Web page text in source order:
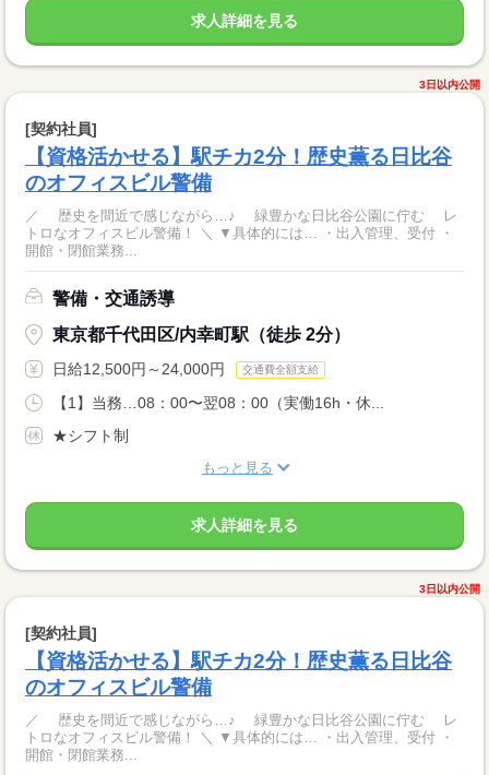
求人詳細を見る
3日以内公開
[契約社員]
【資格活かせる】駅チカ2分！歴史薫る日比谷
のオフィスビル警備
／ 歴史を間近で感じながら…♪ 緑豊かな日比谷公園に佇む レ
トロなオフィスビル警備！ ＼ ▼具体的には… ・出入管理、受付 ・
開館・閉館業務...
警備・交通誘導
東京都千代田区/内幸町駅（徒歩 2分）
日給12,500円～24,000円 交通費全額支給
【1】当務…08：00〜翌08：00（実働16h・休...
★シフト制
もっと見る
求人詳細を見る
3日以内公開
[契約社員]
【資格活かせる】駅チカ2分！歴史薫る日比谷
のオフィスビル警備
／ 歴史を間近で感じながら…♪ 緑豊かな日比谷公園に佇む レ
トロなオフィスビル警備！ ＼ ▼具体的には… ・出入管理、受付 ・
開館・閉館業務...